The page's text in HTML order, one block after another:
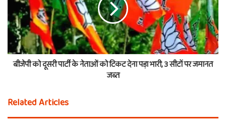
बीजेपी को दूसरी पार्टी के नेताओं को टिकट देना पड़ा भारी, 3 सीटों पर जमानत
जब्त
Related Articles